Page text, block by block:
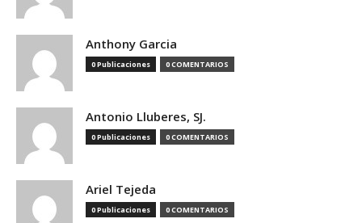
Anthony Garcia
0 Publicaciones 0 COMENTARIOS
Antonio Lluberes, SJ.
0 Publicaciones 0 COMENTARIOS
Ariel Tejeda
0 Publicaciones 0 COMENTARIOS